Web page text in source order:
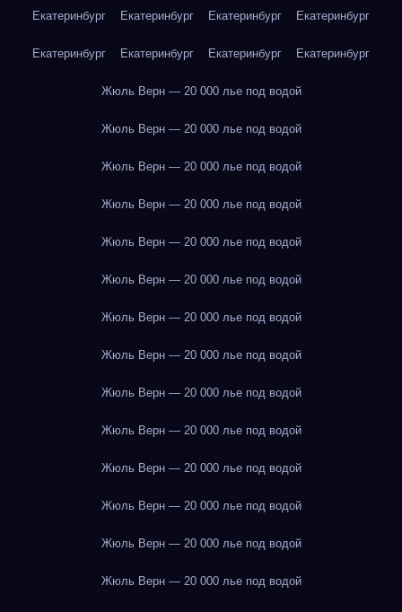
Екатеринбург Екатеринбург Екатеринбург Екатеринбург
Екатеринбург Екатеринбург Екатеринбург Екатеринбург
Жюль Верн — 20 000 лье под водой
Жюль Верн — 20 000 лье под водой
Жюль Верн — 20 000 лье под водой
Жюль Верн — 20 000 лье под водой
Жюль Верн — 20 000 лье под водой
Жюль Верн — 20 000 лье под водой
Жюль Верн — 20 000 лье под водой
Жюль Верн — 20 000 лье под водой
Жюль Верн — 20 000 лье под водой
Жюль Верн — 20 000 лье под водой
Жюль Верн — 20 000 лье под водой
Жюль Верн — 20 000 лье под водой
Жюль Верн — 20 000 лье под водой
Жюль Верн — 20 000 лье под водой